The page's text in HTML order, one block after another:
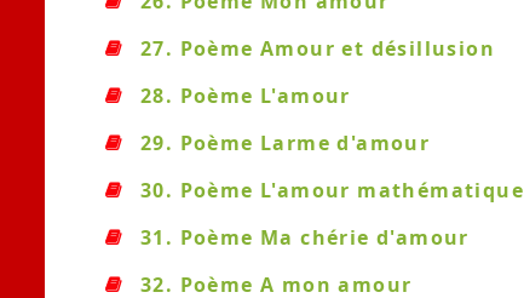
27. Poème Amour et désillusion
28. Poème L'amour
29. Poème Larme d'amour
30. Poème L'amour mathématique
31. Poème Ma chérie d'amour
32. Poème A mon amour